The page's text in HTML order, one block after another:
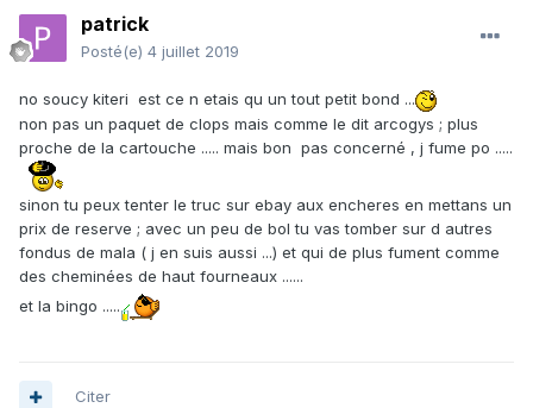
patrick
Posté(e) 4 juillet 2019
no soucy kiteri est ce n etais qu un tout petit bond ...
non pas un paquet de clops mais comme le dit arcogys ; plus
proche de la cartouche ..... mais bon pas concerné , j fume po .....
sinon tu peux tenter le truc sur ebay aux encheres en mettans un
prix de reserve ; avec un peu de bol tu vas tomber sur d autres
fondus de mala ( j en suis aussi ...) et qui de plus fument comme
des cheminées de haut fourneaux ......
et la bingo .....
Citer